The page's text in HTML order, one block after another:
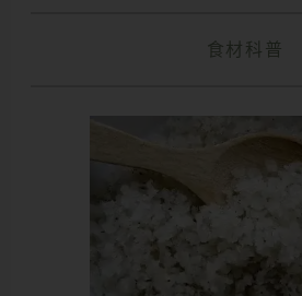
食材科普